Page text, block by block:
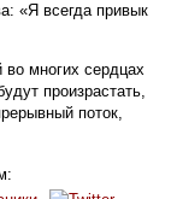
«Я всегда привык
многих сердцах
произрастать,
поток,